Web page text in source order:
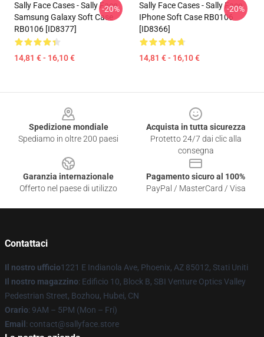
Sally Face Cases - Sally Face
Samsung Galaxy Soft Case
RB0106 [ID8377]
14,81 € - 16,10 €
-20%
Sally Face Cases - Sally Face
IPhone Soft Case RB0106
[ID8366]
14,81 € - 16,10 €
-20%
Spedizione mondiale
Spediamo in oltre 200 paesi
Acquista in tutta sicurezza
Protetto 24/7 dai clic alla
consegna
Garanzia internazionale
Offerto nel paese di utilizzo
Pagamento sicuro al 100%
PayPal / MasterCard / Visa
Contattaci
Il nostro ufficio1221 E Indianola Ave, Phoenix, AZ 85012, Stati Uniti
Il nostro magazzino: Edificio 10, Block B, SBI Venture Optics Valley
Pedestrian Street, Bozhou, Hubei, CN
Orario: 9AM – 5PM (Mon – Fri)
Email : contact@sallyface.store